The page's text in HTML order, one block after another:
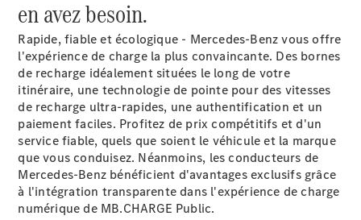
rechange
Accessories
Brochure
numérique
Accessoires
de véhicule
Collection
en avez besoin.
Rapide, fiable et écologique - Mercedes-Benz vous offre
l'expérience de charge la plus convaincante. Des bornes
de recharge idéalement situées le long de votre
itinéraire, une technologie de pointe pour des vitesses
de recharge ultra-rapides, une authentification et un
paiement faciles. Profitez de prix compétitifs et d'un
service fiable, quels que soient le véhicule et la marque
que vous conduisez. Néanmoins, les conducteurs de
Mercedes-Benz bénéficient d'avantages exclusifs grâce
à l'intégration transparente dans l'expérience de charge
numérique de MB.CHARGE Public.